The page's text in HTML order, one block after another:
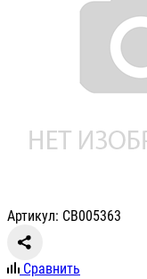
Артикул: СВ005363
Сравнить